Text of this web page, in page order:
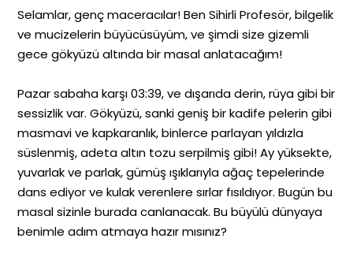
Selamlar, genç maceracılar! Ben Sihirli Profesör, bilgelik
ve mucizelerin büyücüsüyüm, ve şimdi size gizemli
gece gökyüzü altında bir masal anlatacağım!
Pazar sabaha karşı 03:39, ve dışarıda derin, rüya gibi bir
sessizlik var. Gökyüzü, sanki geniş bir kadife pelerin gibi
masmavi ve kapkaranlık, binlerce parlayan yıldızla
süslenmiş, adeta altın tozu serpilmiş gibi! Ay yüksekte,
yuvarlak ve parlak, gümüş ışıklarıyla ağaç tepelerinde
dans ediyor ve kulak verenlere sırlar fısıldıyor. Bugün bu
masal sizinle burada canlanacak. Bu büyülü dünyaya
benimle adım atmaya hazır mısınız?